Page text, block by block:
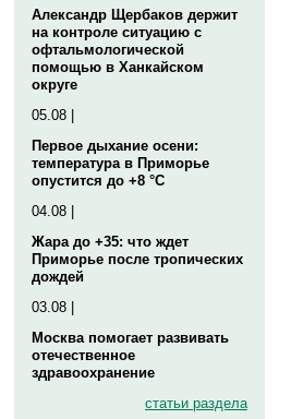
Александр Щербаков держит
на контроле ситуацию с
офтальмологической
помощью в Ханкайском
округе
05.08 |
Первое дыхание осени:
температура в Приморье
опустится до +8 °C
04.08 |
Жара до +35: что ждет
Приморье после тропических
дождей
03.08 |
Москва помогает развивать
отечественное
здравоохранение
статьи раздела